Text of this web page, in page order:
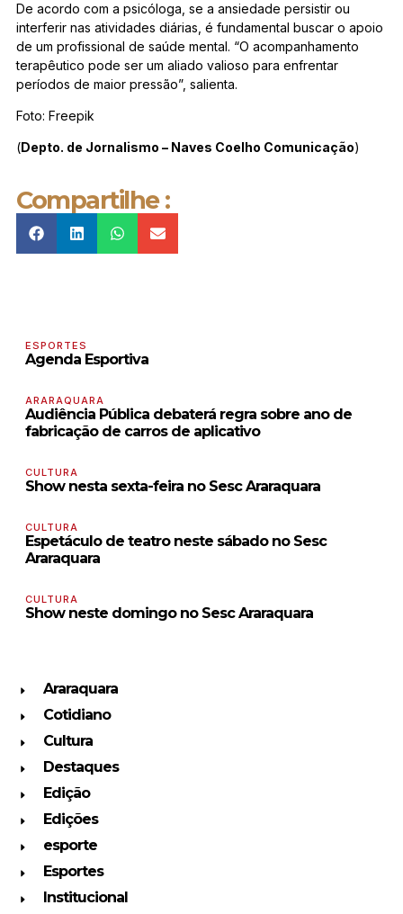
De acordo com a psicóloga, se a ansiedade persistir ou
interferir nas atividades diárias, é fundamental buscar o apoio
de um profissional de saúde mental. “O acompanhamento
terapêutico pode ser um aliado valioso para enfrentar
períodos de maior pressão”, salienta.
Foto: Freepik
(Depto. de Jornalismo – Naves Coelho Comunicação)
Compartilhe :
ESPORTES
Agenda Esportiva
ARARAQUARA
Audiência Pública debaterá regra sobre ano de
fabricação de carros de aplicativo
CULTURA
Show nesta sexta-feira no Sesc Araraquara
CULTURA
Espetáculo de teatro neste sábado no Sesc
Araraquara
CULTURA
Show neste domingo no Sesc Araraquara
Araraquara
Cotidiano
Cultura
Destaques
Edição
Edições
esporte
Esportes
Institucional